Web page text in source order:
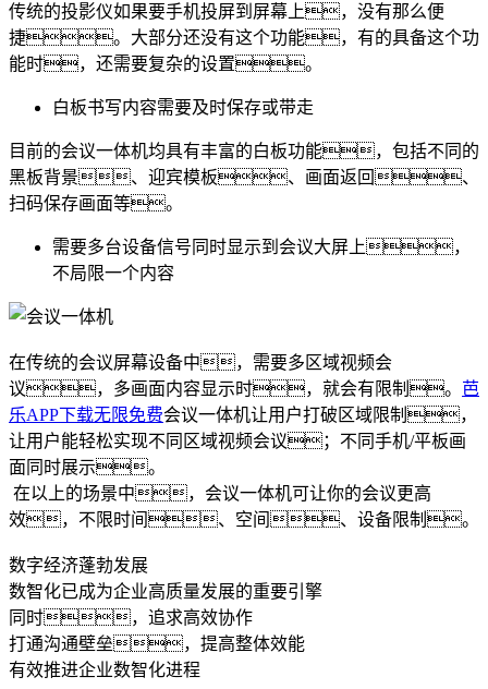
传统的投影仪如果要手机投屏到屏幕上，没有那么便
捷。大部分还没有这个功能，有的具备这个功
能时，还需要复杂的设置。
白板书写内容需要及时保存或带走
目前的会议一体机均具有丰富的白板功能，包括不同的
黑板背景、迎宾模板、画面返回、
扫码保存画面等。
需要多台设备信号同时显示到会议大屏上，
不局限一个内容
在传统的会议屏幕设备中，需要多区域视频会
议，多画面内容显示时，就会有限制。 芭
乐APP下载无限免费会议一体机让用户打破区域限制，
让用户能轻松实现不同区域视频会议；不同手机/平板画
面同时展示。
在以上的场景中，会议一体机可让你的会议更高
效，不限时间、空间、设备限制。
数字经济蓬勃发展
数智化已成为企业高质量发展的重要引擎
同时，追求高效协作
打通沟通壁垒，提高整体效能
有效推进企业数智化进程